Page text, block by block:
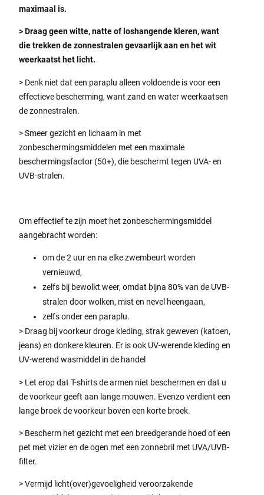
maximaal is.
> Draag geen witte, natte of loshangende kleren, want
die trekken de zonnestralen gevaarlijk aan en het wit
weerkaatst het licht.
> Denk niet dat een paraplu alleen voldoende is voor een
effectieve bescherming, want zand en water weerkaatsen
de zonnestralen.
> Smeer gezicht en lichaam in met
zonbeschermingsmiddelen met een maximale
beschermingsfactor (50+), die beschermt tegen UVA- en
UVB-stralen.
Om effectief te zijn moet het zonbeschermingsmiddel
aangebracht worden:
om de 2 uur en na elke zwembeurt worden
vernieuwd,
zelfs bij bewolkt weer, omdat bijna 80% van de UVB-
stralen door wolken, mist en nevel heengaan,
zelfs onder een paraplu.
> Draag bij voorkeur droge kleding, strak geweven (katoen,
jeans) en donkere kleuren. Er is ook UV-werende kleding en
UV-werend wasmiddel in de handel
> Let erop dat T-shirts de armen niet beschermen en dat u
de voorkeur geeft aan lange mouwen. Evenzo verdient een
lange broek de voorkeur boven een korte broek.
> Bescherm het gezicht met een breedgerande hoed of een
pet met vizier en de ogen met een zonnebril met UVA/UVB-
filter.
> Vermijd licht(over)gevoeligheid veroorzakende